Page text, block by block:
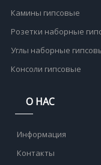
Камины гипсовые
Розетки наборные
Углы наборные
Консоли гипсовые
О НАС
Информация
Контакты